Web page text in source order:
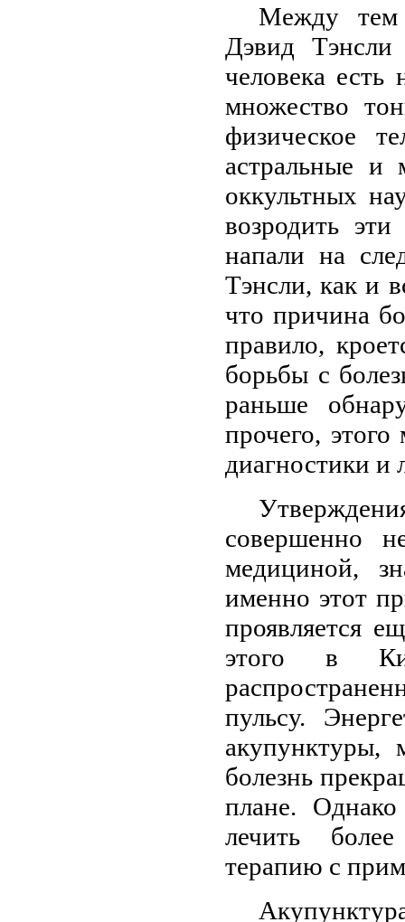
Между тем
Дэвид
человека есть
множество
физическое
астральные и
оккультных
возродить
напали на
Тэнсли, как и
что причина
правило,
борьбы с
раньше
прочего,
диагностики и
совершенно
медициной,
именно этот
проявляется
этого в
пульсу.
акупунктуры,
болезнь
плане.
лечить
терапию с